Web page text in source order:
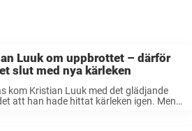
Luuk om uppbrottet – därför
slut med nya kärleken
kom Kristian Luuk med det glädjande
att han hade hittat kärleken igen. Men i